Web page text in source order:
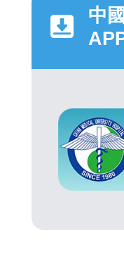
中